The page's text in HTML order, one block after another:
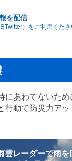
を配信
Twitter）をご利用くださ
にあわてないため
行動で防災力アッ
雲レーダーで雨を